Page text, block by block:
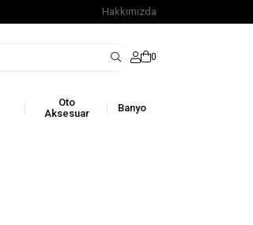
Hakkımızda
0
Oto
Aksesuar
Banyo